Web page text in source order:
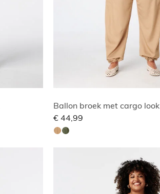
Ballon broek met cargo look
€ 44,99